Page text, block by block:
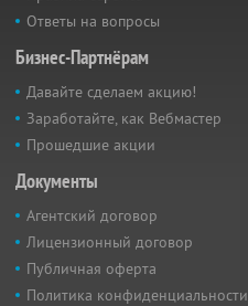
Ответы на вопросы
Бизнес-Партнёрам
Давайте сделаем акцию!
Заработайте, как Вебмастер
Прошедшие акции
Документы
Агентский договор
Лицензионный договор
Публичная оферта
Политика конфиденциальности